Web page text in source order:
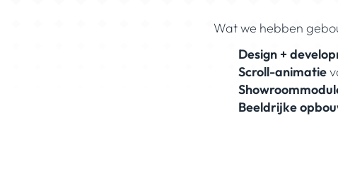
Wat we hebben
Design +
Scroll-animatie
Beeldrijke